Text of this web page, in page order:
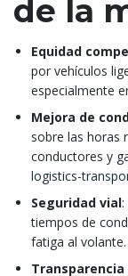
de la
Equidad
por vehículos
especialmente
Mejora de
sobre las horas
conductores y
logistics-
Seguridad vial
tiempos de
fatiga al volante.